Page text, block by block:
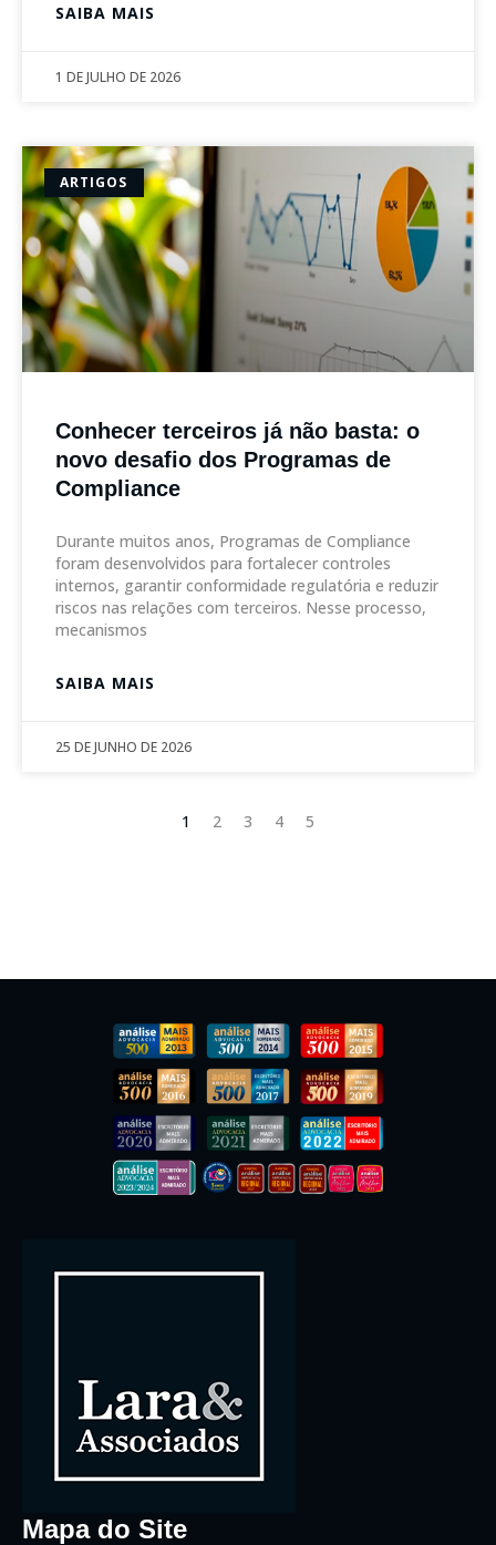
SAIBA MAIS
1 DE JULHO DE 2026
ARTIGOS
Conhecer terceiros já não basta: o
novo desafio dos Programas de
Compliance
Durante muitos anos, Programas de Compliance
foram desenvolvidos para fortalecer controles
internos, garantir conformidade regulatória e reduzir
riscos nas relações com terceiros. Nesse processo,
mecanismos
SAIBA MAIS
25 DE JUNHO DE 2026
1 2 3 4 5
Mapa do Site